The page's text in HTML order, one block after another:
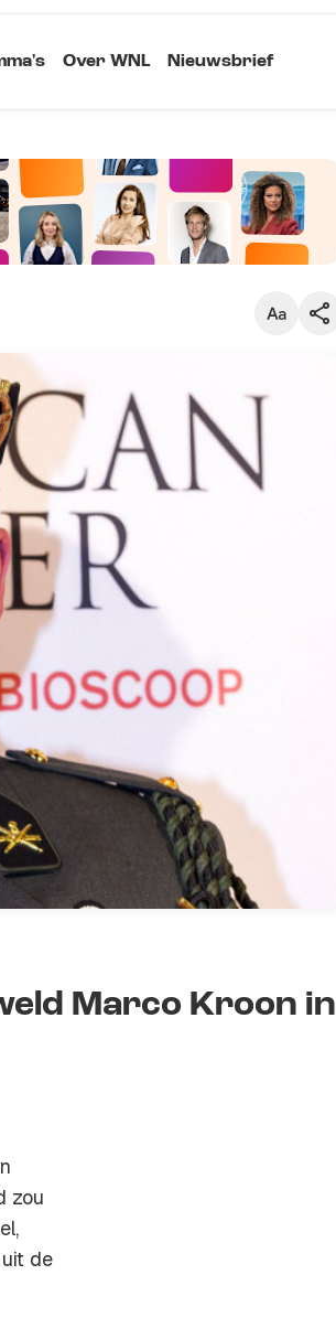
Over WNL Nieuwsbrief
Standaard
Groot
Kopieer link
Marco Kroon in
zou
de